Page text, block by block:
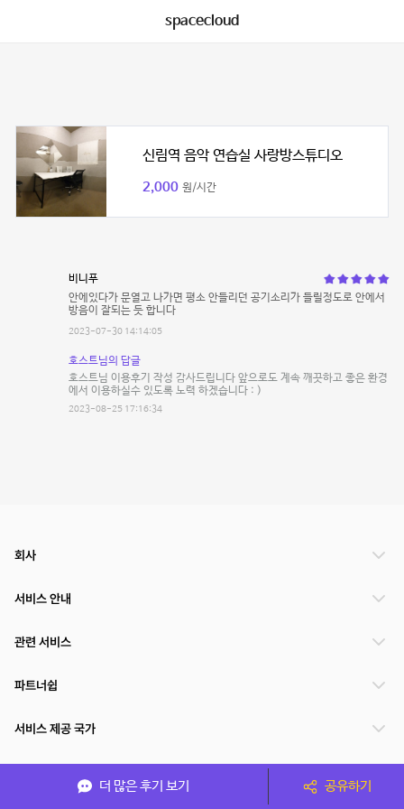
spacecloud
신림역 음악 연습실 사랑방스튜디오
2,000 원/시간
비니푸
안에있다가 문열고 나가면 평소 안들리던 공기소리가 들릴정도로 안에서
방음이 잘되는 듯 합니다
2023-07-30 14:14:05
호스트님의 답글
호스트님 이용후기 작성 감사드립니다 앞으로도 계속 깨끗하고 좋은 환경
에서 이용하실수 있도록 노력 하겠습니다 : )
2023-08-25 17:16:34
더 많은 후기 보기 공유하기
회사
서비스 안내
관련 서비스
파트너쉽
서비스 제공 국가
(주)NSPACE 사업자정보